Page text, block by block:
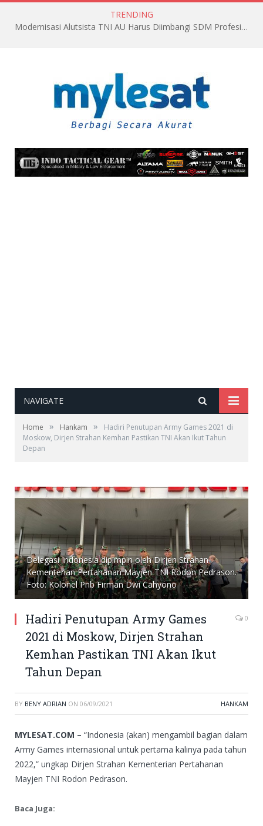
TRENDING
Modernisasi Alutsista TNI AU Harus Diimbangi SDM Profesional dan Berkualitas
NAVIGATE
Home » Hankam »
Hadiri Penutupan Army Games 2021 di
Moskow, Dirjen Strahan Kemhan Pastikan TNI Akan Ikut Tahun
Depan
Delegasi Indonesia dipimpin oleh Dirjen Strahan
Kementerian Pertahanan Mayjen TNI Rodon Pedrason.
Foto: Kolonel Pnb Firman Dwi Cahyono
Hadiri Penutupan Army Games
2021 di Moskow, Dirjen Strahan
Kemhan Pastikan TNI Akan Ikut
Tahun Depan
0
BY BENY ADRIAN ON 06/09/2021 HANKAM
MYLESAT.COM – “Indonesia (akan) mengambil bagian dalam
Army Games internasional untuk pertama kalinya pada tahun
2022,” ungkap Dirjen Strahan Kementerian Pertahanan
Mayjen TNI Rodon Pedrason.
Baca Juga: